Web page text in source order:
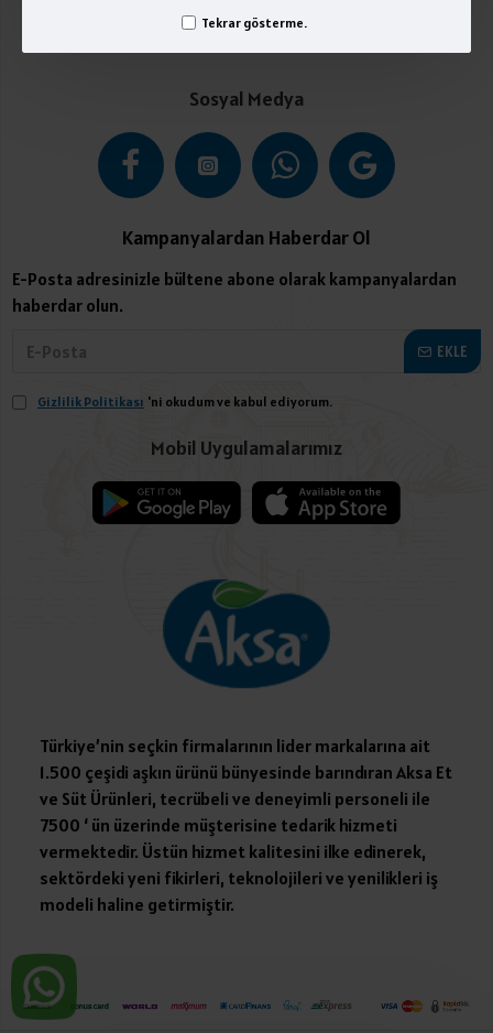
Tekrar gösterme.
Sosyal Medya
Kampanyalardan Haberdar Ol
E-Posta adresinizle bültene abone olarak kampanyalardan
haberdar olun.
EKLE
Gizlilik Politikası 'ni okudum ve kabul ediyorum.
Mobil Uygulamalarımız
Türkiye’nin seçkin firmalarının lider markalarına ait
1.500 çeşidi aşkın ürünü bünyesinde barındıran Aksa Et
ve Süt Ürünleri, tecrübeli ve deneyimli personeli ile
7500 ‘ ün üzerinde müşterisine tedarik hizmeti
vermektedir. Üstün hizmet kalitesini ilke edinerek,
sektördeki yeni fikirleri, teknolojileri ve yenilikleri iş
modeli haline getirmiştir.